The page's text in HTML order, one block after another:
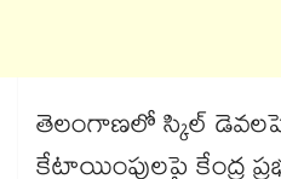
తెలంగాణలో స్కిల్